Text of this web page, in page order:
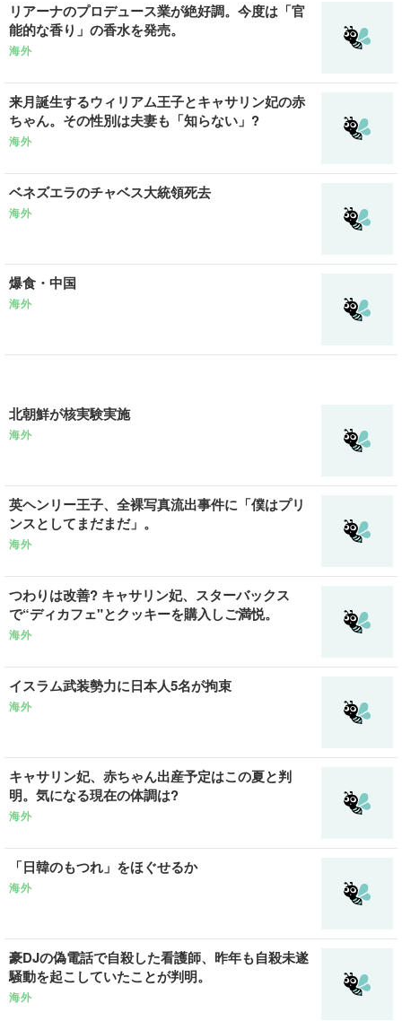
リアーナのプロデュース業が絶好調。今度は「官
能的な香り」の香水を発売。
海外
来月誕生するウィリアム王子とキャサリン妃の赤
ちゃん。その性別は夫妻も「知らない」?
海外
ベネズエラのチャベス大統領死去
海外
爆食・中国
海外
北朝鮮が核実験実施
海外
英ヘンリー王子、全裸写真流出事件に「僕はプリ
ンスとしてまだまだ」。
海外
つわりは改善? キャサリン妃、スターバックス
で“ディカフェ"とクッキーを購入しご満悦。
海外
イスラム武装勢力に日本人5名が拘束
海外
キャサリン妃、赤ちゃん出産予定はこの夏と判
明。気になる現在の体調は?
海外
「日韓のもつれ」をほぐせるか
海外
豪DJの偽電話で自殺した看護師、昨年も自殺未遂
騒動を起こしていたことが判明。
海外